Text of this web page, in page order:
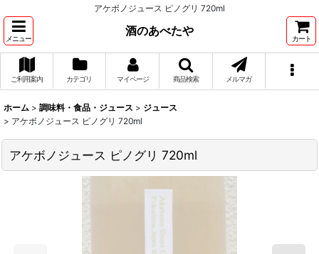
アケボノジュース ピノグリ 720ml
メニュー
酒のあべたや
カート
ご利用案内 カテゴリ マイページ 商品検索 メルマガ
ホーム > 調味料・食品・ジュース > ジュース
> アケボノジュース ピノグリ 720ml
アケボノジュース ピノグリ 720ml